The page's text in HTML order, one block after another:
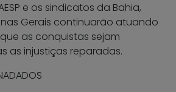
e os sindicatos da Bahia,
Gerais continuarão atuando
as conquistas sejam
as injustiças reparadas.